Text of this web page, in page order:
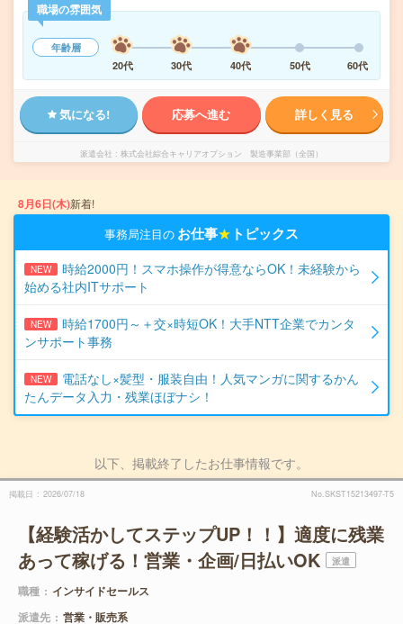
職場の雰囲気
年齢層
20代
30代 40代 50代 60代
気になる! 応募へ進む 詳しく見る
派遣会社 株式会社綜合キャリアオプション 製造事業部（全国）
8月6日(木)新着!
事務局注目の お仕事★ トピックス
NEW
時給2000円！スマホ操作が得意ならOK！未経験から
始める社内ITサポート
NEW
時給1700円～＋交×時短OK！大手NTT企業でカンタ
ンサポート事務
NEW
電話なし×髪型・服装自由！人気マンガに関するかん
たんデータ入力・残業ほぼナシ！
以下、掲載終了したお仕事情報です。
掲載日 2026/07/18 No.SKST15213497-T5
【経験活かしてステップUP！！】適度に残業
あって稼げる！営業・企画/日払いOK
派遣
職種
インサイドセールス
派遣先
営業・販売系